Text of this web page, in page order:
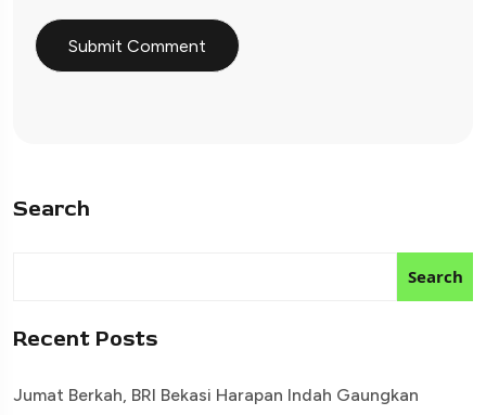
Search
Search
Recent Posts
Jumat Berkah, BRI Bekasi Harapan Indah Gaungkan